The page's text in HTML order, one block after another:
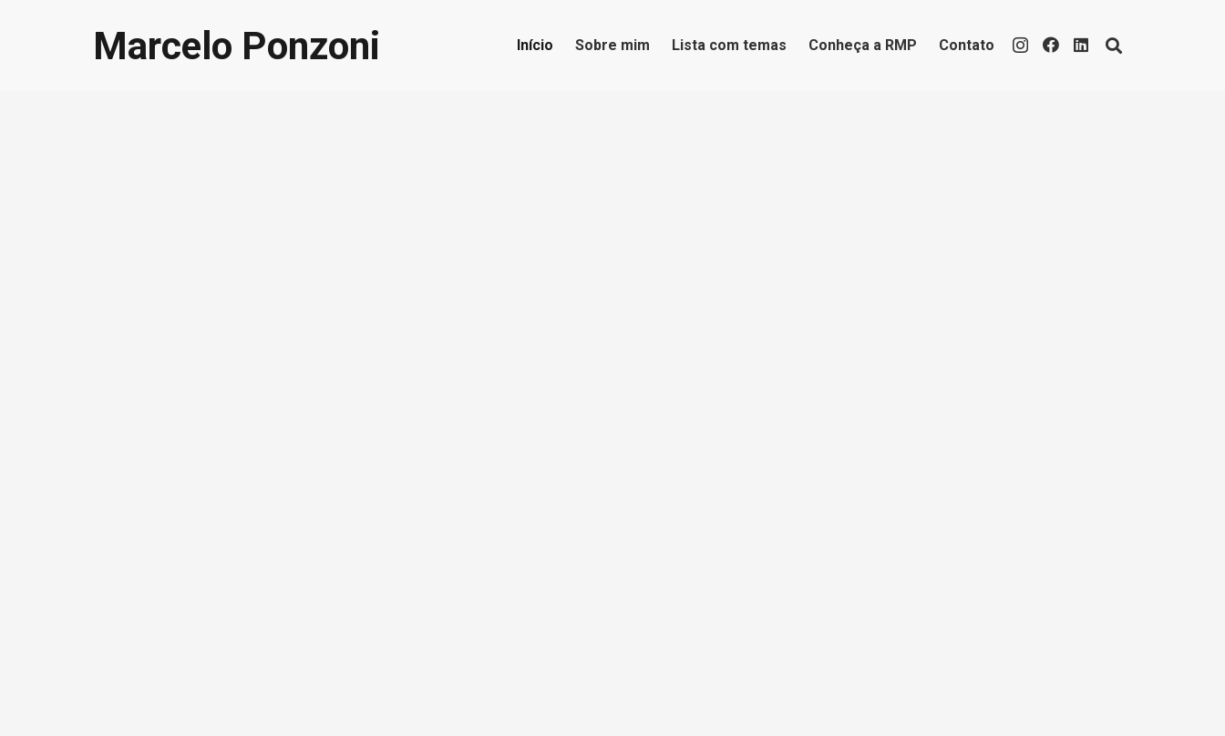
Marcelo Ponzoni Início Sobre mim Lista com temas Conheça a RMP Contato